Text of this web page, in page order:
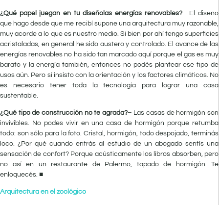
¿Qué papel juegan en tu diseñolas energías renovables?– El diseño
que hago desde que me recibí supone una arquitectura muy razonable,
muy acorde a lo que es nuestro medio. Si bien por ahí tengo superficies
acristaladas, en general he sido austero y controlado. El avance de las
energías renovables no ha sido tan marcado aquí porque el gas es muy
barato y la energía también, entonces no podés plantear ese tipo de
usos aún. Pero sí insisto con la orientación y los factores climáticos. No
es necesario tener toda la tecnología para lograr una casa
sustentable.
¿Qué tipo de construcción no te agrada?– Las casas de hormigón son
invivibles. No podes vivir en una casa de hormigón porque retumba
todo: son sólo para la foto. Cristal, hormigón, todo despojado, terminás
loco. ¿Por qué cuando entrás al estudio de un abogado sentís una
sensación de confort? Porque acústicamente los libros absorben, pero
no así en un restaurante de Palermo, tapado de hormigón. Te
enloquecés. ■
Arquitectura en el zoológico